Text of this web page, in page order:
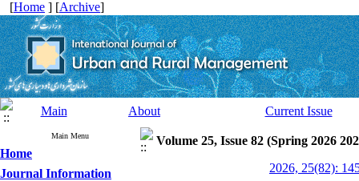
[Home ] [Archive]
Main About Current Issue
Main Menu
Home
Journal Information
Volume 25, Issue 82 (Spring 2026
2026, 25(82):